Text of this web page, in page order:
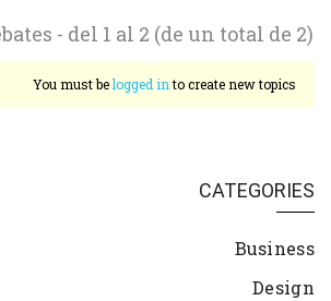
- del 1 al 2 (de un total de 2)
You must belogged into create new topics
CATEGORIES
Business
Design